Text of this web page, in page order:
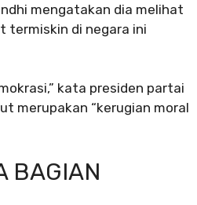
mengatakan dia melihat
termiskin di negara ini
kata presiden partai
merupakan “kerugian moral
BAGIAN